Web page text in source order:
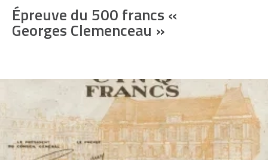
Épreuve du 500 francs «
Georges Clemenceau »